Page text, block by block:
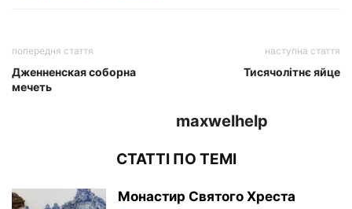
попередня стаття
Дженненская соборна
мечеть
наступна стаття
Тисячолітнє яйце
maxwelhelp
СТАТТІ ПО ТЕМІ
Монастир Святого Хреста